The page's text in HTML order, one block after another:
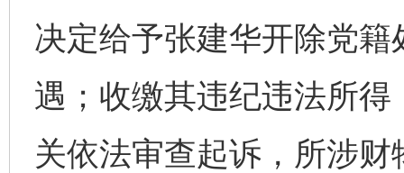
决定给予张建华开除党
遇；收缴其违纪违法所
关依法审查起诉，所涉财